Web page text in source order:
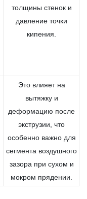
толщины стенок и
давление точки
кипения.
Это влияет на
вытяжку и
деформацию после
экструзии, что
особенно важно для
сегмента воздушного
зазора при сухом и
мокром прядении.